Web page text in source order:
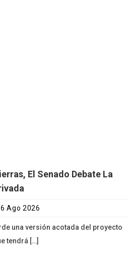
El Senado Debate La
Ago 2026
una versión acotada del proyecto
tendrá […]